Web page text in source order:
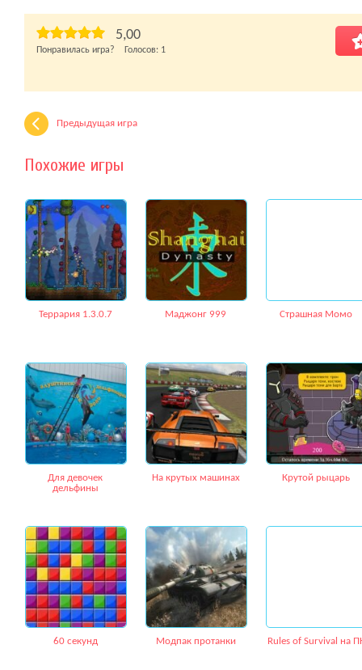
5,00
Понравилась игра? Голосов: 1
Предыдущая игра
Похожие игры
Террария 1.3.0.7 Маджонг 999 Страшная Момо
Для девочек
дельфины
На крутых машинах Крутой рыцарь
60 секунд Модпак протанки Rules of Survival на